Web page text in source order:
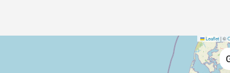
Leaflet|©